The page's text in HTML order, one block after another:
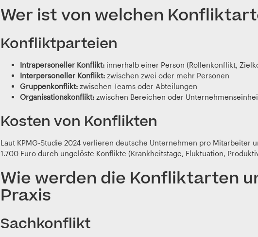
Wer ist von welchen
Konfliktparteien
Intrapersoneller Konflikt:innerhalb einer Person (Rollenkonflikt,
Interpersoneller Konflikt:zwischen zwei oder mehr Personen
Gruppenkonflikt:zwischen Teams oder Abteilungen
Organisationskonflikt:zwischen Bereichen oder
Kosten von Konflikten
Laut KPMG-Studie 2024 verlieren deutsche Unternehmen pro Mitarbeiter
1.700 Euro durch ungelöste Konflikte (Krankheitstage, Fluktuation,
Wie werden die Konfliktarten
Praxis
Sachkonflikt